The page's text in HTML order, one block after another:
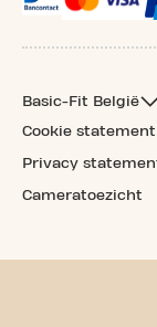
Basic-Fit België
Cookie statement
Privacy
Cameratoezicht